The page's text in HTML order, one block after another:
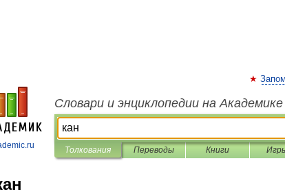
Словари и энциклопедии на Академике
Толкования Переводы Книги